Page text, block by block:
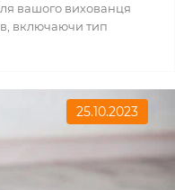
вашого вихованця
включаючи тип
25.10.2023